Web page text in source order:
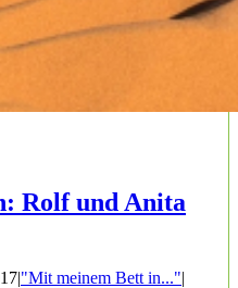
Rolf und Anita
|"Mit meinem Bett in..."|